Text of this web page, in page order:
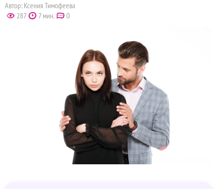
Автор: Ксения Тимофеева
287
7 мин. 0